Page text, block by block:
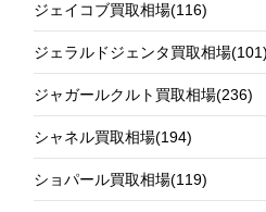
ジェイコブ買取相場(116)
ジェラルドジェンタ買取相場(101)
ジャガールクルト買取相場(236)
シャネル買取相場(194)
ショパール買取相場(119)